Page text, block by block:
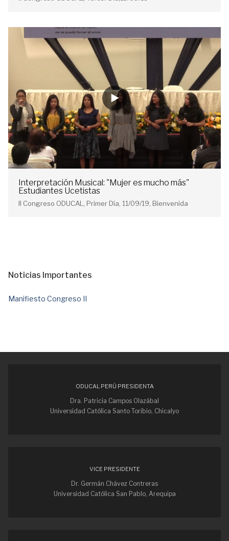
Interpretación Musical: "Mujer es mucho más"
Estudiantes Ucetistas
II Congreso ODUCAL, Primer Día, 11/09/19, Bienvenida
Noticias Importantes
Manifiesto Congreso II
ODUCAL PERÚ PRESIDENTA
Dra. Patricia Campos Olazábal
Universidad Católica Santo Toribio, Chicalyo
VICE PRESIDENTE
Dr. Germán Chávez Contreras
Universidad Católica San Pablo, Arequipa